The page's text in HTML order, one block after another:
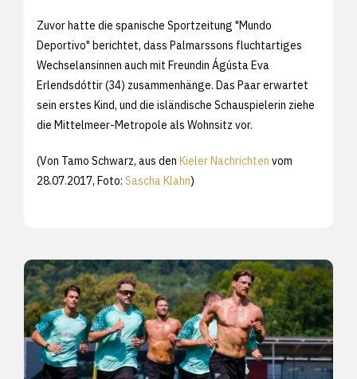
Zuvor hatte die spanische Sportzeitung "Mundo
Deportivo" berichtet, dass Palmarssons fluchtartiges
Wechselansinnen auch mit Freundin Ágústa Eva
Erlendsdóttir (34) zusammenhänge. Das Paar erwartet
sein erstes Kind, und die isländische Schauspielerin ziehe
die Mittelmeer-Metropole als Wohnsitz vor.
(Von Tamo Schwarz, aus den Kieler Nachrichten vom
28.07.2017, Foto: Sascha Klahn)